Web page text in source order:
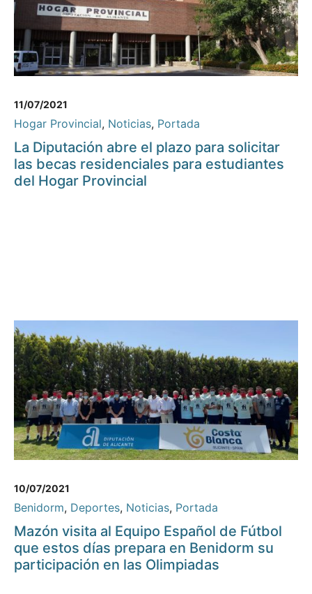
11/07/2021
Hogar Provincial, Noticias, Portada
La Diputación abre el plazo para solicitar
las becas residenciales para estudiantes
del Hogar Provincial
10/07/2021
Benidorm, Deportes, Noticias, Portada
Mazón visita al Equipo Español de Fútbol
que estos días prepara en Benidorm su
participación en las Olimpiadas